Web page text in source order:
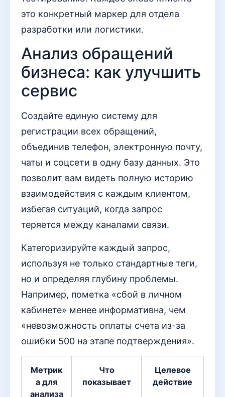
это конкретный маркер для отдела
разработки или логистики.
Анализ обращений
бизнеса: как улучшить
сервис
Создайте единую систему для
регистрации всех обращений,
объединив телефон, электронную почту,
чаты и соцсети в одну базу данных. Это
позволит вам видеть полную историю
взаимодействия с каждым клиентом,
избегая ситуаций, когда запрос
теряется между каналами связи.
Категоризируйте каждый запрос,
используя не только стандартные теги,
но и определяя глубину проблемы.
Например, пометка «сбой в личном
кабинете» менее информативна, чем
«невозможность оплаты счета из-за
ошибки 500 на этапе подтверждения».
Метрик
а для
анализа
Что
показывает
Целевое
действие